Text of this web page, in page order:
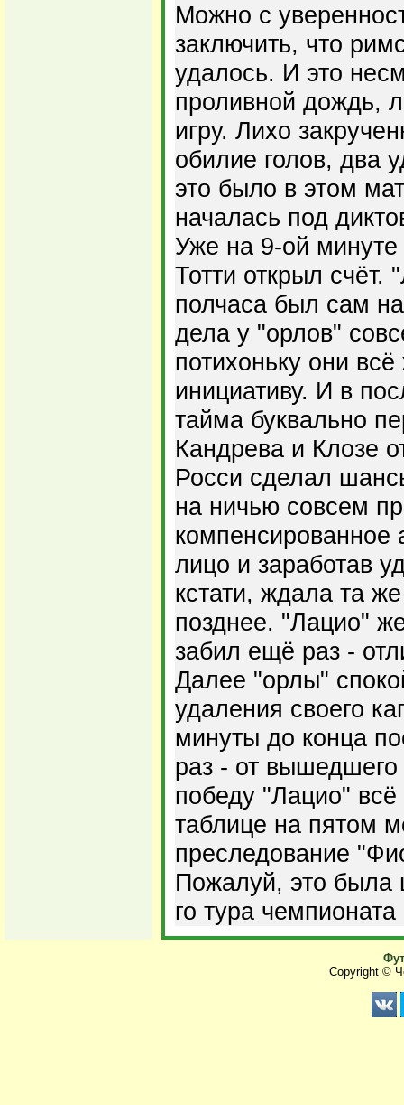
Можно с
заключить, что
удалось. И это
проливной дождь,
игру. Лихо
обилие голов, два
это было в этом
началась под
Уже на 9-ой
Тотти открыл
полчаса был сам
дела у "орлов"
потихоньку они
инициативу. И в
тайма буквально
Кандрева и Клозе
Росси сделал
на ничью совсем
лицо и заработав
кстати, ждала та
позднее. "Лацио"
забил ещё раз -
Далее "орлы"
удаления своего
минуты до конца
раз - от
победу "Лацио"
таблице на пятом
преследование
Пожалуй, это была
го тура
Copyright ©